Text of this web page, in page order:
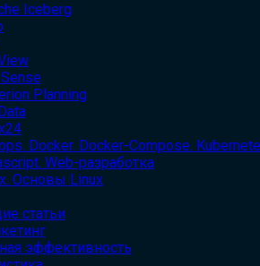
Iceberg
Planning
Docker. Docker-Compose.
Web-разработка
Основы Linux
статьи
эффективность